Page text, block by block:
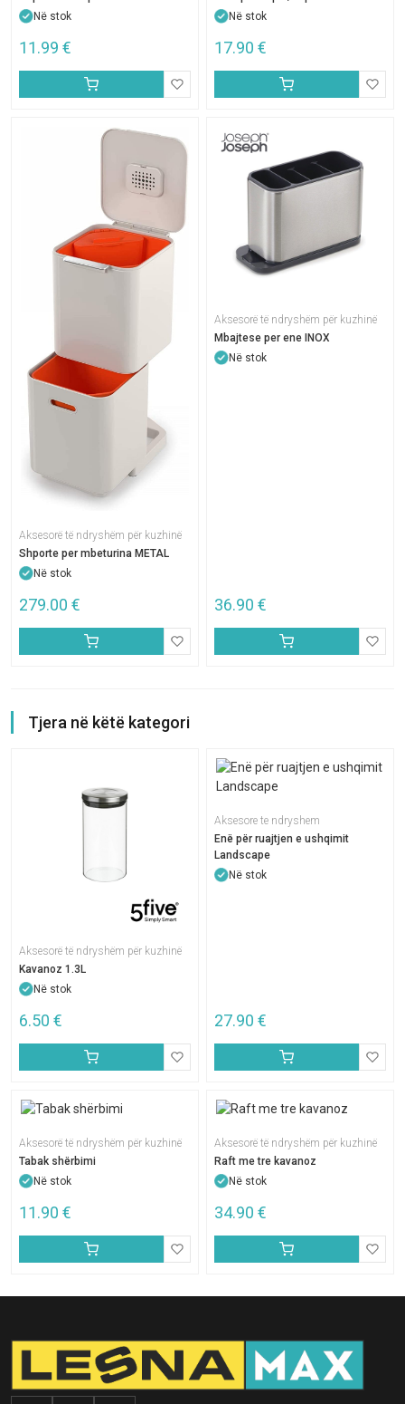
Në stok
11.99 €
Në stok
17.90 €
Aksesorë të ndryshëm për kuzhinë
Shporte per mbeturina METAL
Në stok
279.00 €
Aksesorë të ndryshëm për kuzhinë
Mbajtese per ene INOX
Në stok
36.90 €
Tjera në këtë kategori
Aksesorë të ndryshëm për kuzhinë
Kavanoz 1.3L
Në stok
6.50 €
Aksesore te ndryshem
Enë për ruajtjen e ushqimit
Landscape
Në stok
27.90 €
Aksesorë të ndryshëm për kuzhinë
Tabak shërbimi
Në stok
11.90 €
Aksesorë të ndryshëm për kuzhinë
Raft me tre kavanoz
Në stok
34.90 €